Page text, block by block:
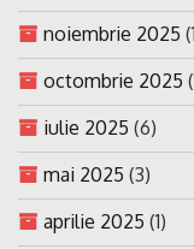
noiembrie 2025
octombrie 2025
iulie 2025 (6)
mai 2025 (3)
aprilie 2025 (1)